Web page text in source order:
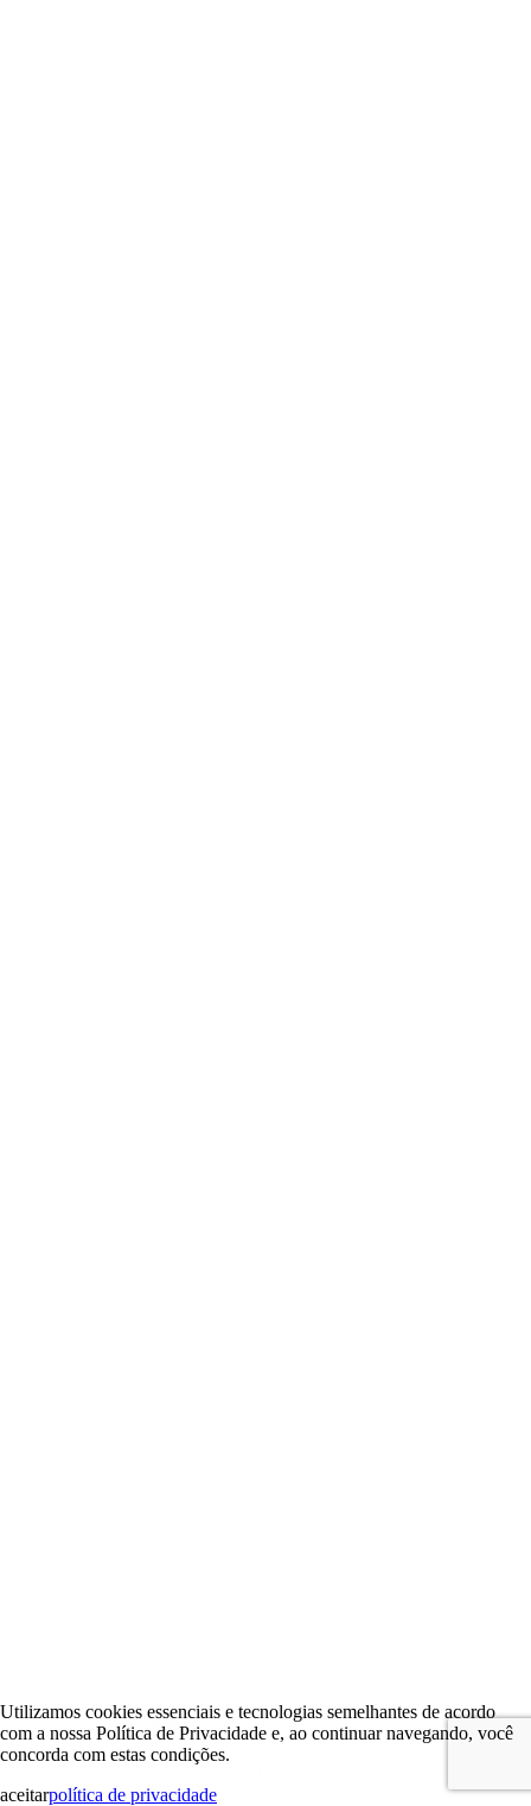
Utilizamos cookies essenciais e tecnologias semelhantes de acordo
com a nossa Política de Privacidade e, ao continuar navegando, você
concorda com estas condições.
aceitarpolítica de privacidade